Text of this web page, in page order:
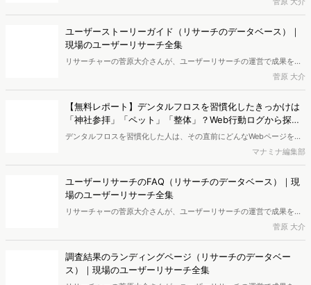
したリサーチのメンターとして活動や記事の監修も行っている。著書『ユーザーリ
サーチのすべて』（マイナビ出版）、『リサーチからはじめる仮説ドリブン・マー
ケティング』（WAVE出版）
https://twitter.com/diisuket
ニュースレター｜ https://diisuket.theletter.jp
関連するキーワード
データマーケティング
競合調査 競合分析
市場調査
サブスクリプション
データ分析 STP分析
行動経済学
セグメンテーション トレンド調査
関連する投稿
情報収集の習慣が定着する！AIデスクリサーチ活用術【基
礎編：AIデスクリサーチのプロンプト】｜現場のユーザー